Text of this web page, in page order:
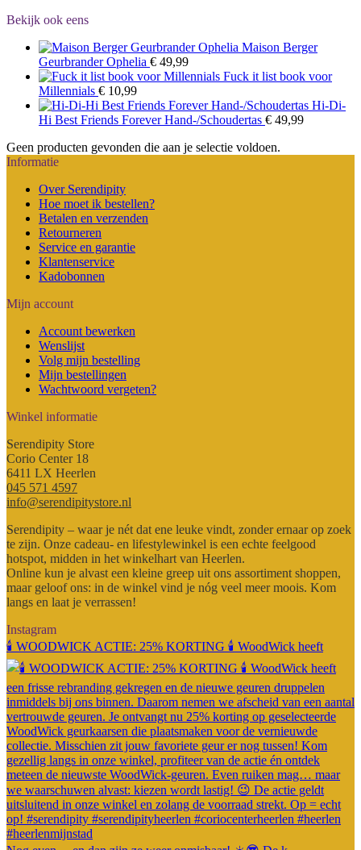
Bekijk ook eens
Maison Berger
Geurbrander Ophelia € 49,99
Fuck it list book voor
Millennials € 10,99
Hi-Di-
Hi Best Friends Forever Hand-/Schoudertas € 49,99
Geen producten gevonden die aan je selectie voldoen.
Informatie
Over Serendipity
Hoe moet ik bestellen?
Betalen en verzenden
Retourneren
Service en garantie
Klantenservice
Kadobonnen
Mijn account
Account bewerken
Wenslijst
Volg mijn bestelling
Mijn bestellingen
Wachtwoord vergeten?
Winkel informatie
Serendipity Store
Corio Center 18
6411 LX Heerlen
045 571 4597
info@serendipitystore.nl
Serendipity – waar je nét dat ene leuke vindt, zonder ernaar op zoek
te zijn. Onze cadeau- en lifestylewinkel is een echte feelgood
hotspot, midden in het winkelhart van Heerlen.
Online kun je alvast een kleine greep uit ons assortiment shoppen,
maar geloof ons: in de winkel vind je nóg veel meer moois. Kom
langs en laat je verrassen!
Instagram
🕯️ WOODWICK ACTIE: 25% KORTING 🕯️ WoodWick heeft